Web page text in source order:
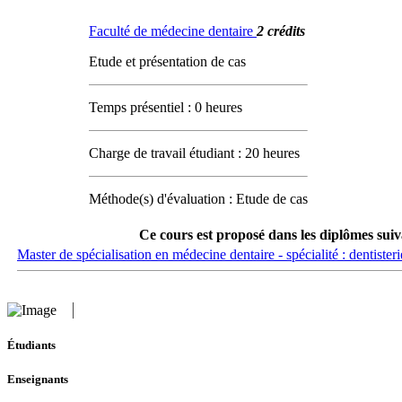
Faculté de médecine dentaire 2 crédits
Etude et présentation de cas
Temps présentiel : 0 heures
Charge de travail étudiant : 20 heures
Méthode(s) d'évaluation : Etude de cas
Ce cours est proposé dans les diplômes
Master de spécialisation en médecine dentaire - spécialité :
Étudiants
Enseignants